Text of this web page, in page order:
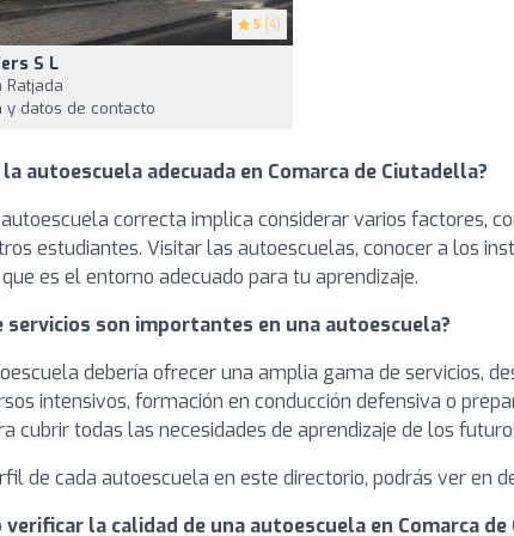
5 (4)
S L
Ratjada
y datos de contacto
autoescuela adecuada en Comarca de Ciutadella?
correcta implica considerar varios factores,
estudiantes. Visitar las autoescuelas, conocer a los
es el entorno adecuado para tu aprendizaje.
servicios son importantes en una autoescuela?
debería ofrecer una amplia gama de servicios,
intensivos, formación en conducción defensiva o
cubrir todas las necesidades de aprendizaje de los
de cada autoescuela en este directorio, podrás ver en
verificar la calidad de una autoescuela en Comarca